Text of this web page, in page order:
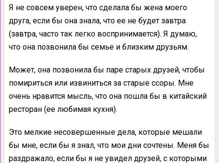
Я не совсем уверен, что сделала бы жена моего
друга, если бы она знала, что ее не будет завтра
(завтра, часто так легко воспринимается). Я думаю,
что она позвонила бы семье и близким друзьям.
Может, она позвонила бы паре старых друзей, чтобы
помириться или извиниться за старые ссоры. Мне
очень нравится мысль, что она пошла бы в китайский
ресторан (ее любимая кухня).
Это мелкие несовершенные дела, которые мешали
бы мне, если бы я знал, что мои дни сочтены. Меня бы
раздражало, если бы я не увидел друзей, с которыми